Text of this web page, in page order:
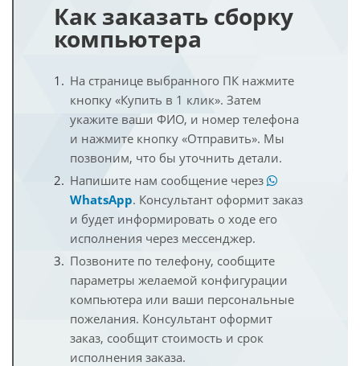
Как заказать сборку
компьютера
На странице выбранного ПК нажмите
кнопку «Купить в 1 клик». Затем
укажите ваши ФИО, и номер телефона
и нажмите кнопку «Отправить». Мы
позвоним, что бы уточнить детали.
Напишите нам сообщение через
WhatsApp. Консультант оформит заказ
и будет информировать о ходе его
исполнения через мессенджер.
Позвоните по телефону, сообщите
параметры желаемой конфигурации
компьютера или ваши персональные
пожелания. Консультант оформит
заказ, сообщит стоимость и срок
исполнения заказа.